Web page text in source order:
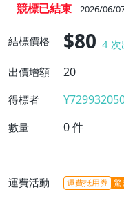
競標已結束 2026/06/
結標價格 $80 4
出價增額
20
得標者
數量 0件
運費活動 運費抵用券 驚